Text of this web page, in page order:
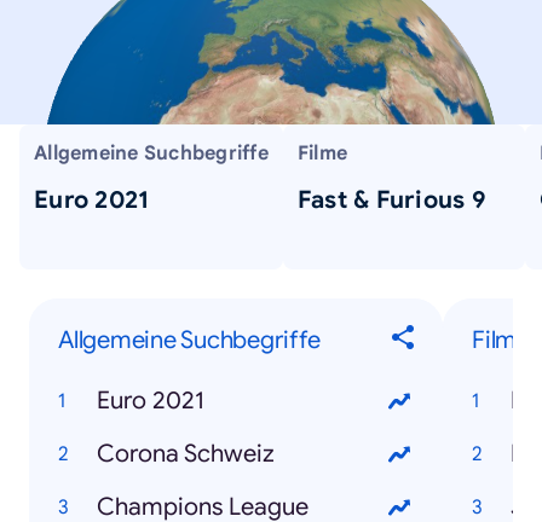
Allgemeine Suchbegriffe
Euro 2021
Filme
Fast & Furious 9
Allgemeine Suchbegriffe
Euro 2021
Corona Schweiz
Champions League
Filme